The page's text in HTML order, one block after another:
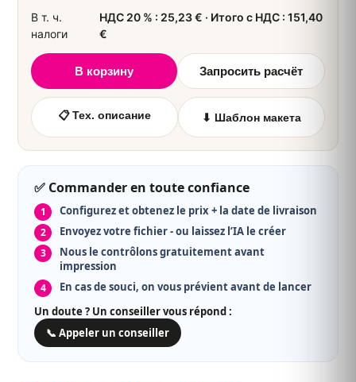
8
roll-up
📦 ≈ пн 17 августа
243,26 € без НДС
▼ Voir plus de quantités
В т. ч.
налоги
НДС 20 % : 25,23 € · Итого с НДС : 151,40
€
В корзину Запросить расчёт
📋 Тех. описание ⬇ Шаблон макета
✅ Commander en toute confiance
Configurez et obtenez le prix + la date de livraison
Envoyez votre fichier - ou laissez l’IA le créer
Nous le contrôlons gratuitement avant
impression
En cas de souci, on vous prévient avant de lancer
Un doute ? Un conseiller vous répond :
📞 Appeler un conseiller